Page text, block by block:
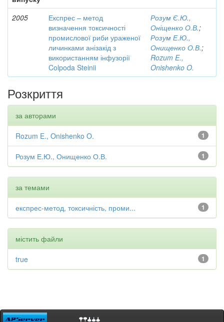
2005
Експрес – метод
визначення токсичності
промислової риби ураженої
личинками анізакід з
використанням інфузорії
Colpoda Steinii
Розум Є.Ю.,
Оніщенко О.В.;
Розум Е.Ю.,
Онищенко О.В.;
Rozum E.,
Onishenko O.
Розкриття
за авторами
1
Rozum E., Onishenko O.
1
Розум Е.Ю., Онищенко О.В.
за темами
1
експрес-метод, токсичність, проми...
містить файли
1
true